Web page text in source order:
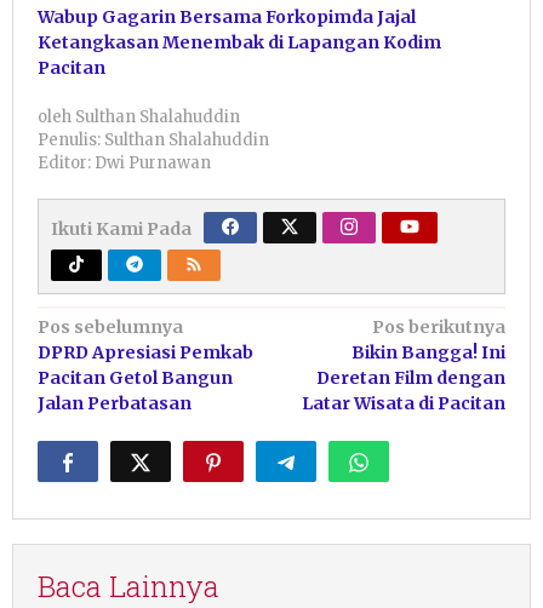
Wabup Gagarin Bersama Forkopimda Jajal
Ketangkasan Menembak di Lapangan Kodim
Pacitan
oleh Sulthan Shalahuddin
Penulis: Sulthan Shalahuddin
Editor: Dwi Purnawan
Ikuti Kami Pada
Navigasi
pos
Pos sebelumnya
DPRD Apresiasi Pemkab
Pacitan Getol Bangun
Jalan Perbatasan
Pos berikutnya
Bikin Bangga! Ini
Deretan Film dengan
Latar Wisata di Pacitan
Baca Lainnya